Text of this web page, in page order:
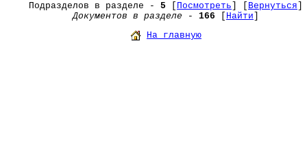
Подразделов в разделе - 5 Посмотреть Вернуться
Документов в разделе - 166 Найти
На главную